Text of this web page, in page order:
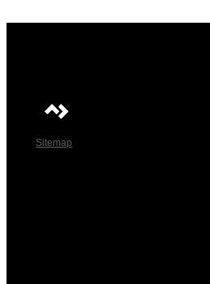
Sitemap